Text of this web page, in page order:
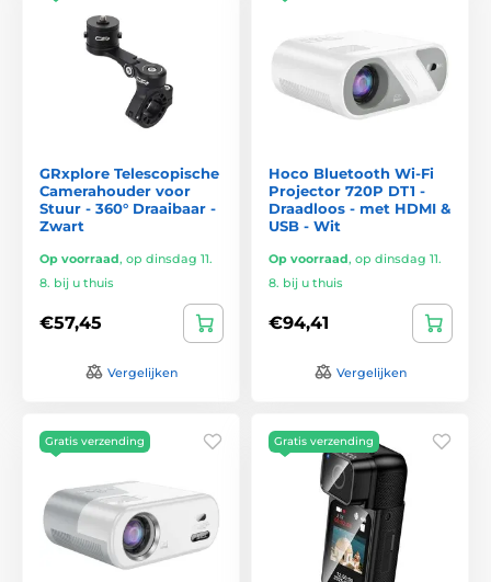
GRxplore Telescopische
Camerahouder voor
Stuur - 360° Draaibaar -
Zwart
Op voorraad, op dinsdag 11.
8. bij u thuis
€57,45
Vergelijken
Hoco Bluetooth Wi-Fi
Projector 720P DT1 -
Draadloos - met HDMI &
USB - Wit
Op voorraad, op dinsdag 11.
8. bij u thuis
€94,41
Vergelijken
Gratis verzending Gratis verzending